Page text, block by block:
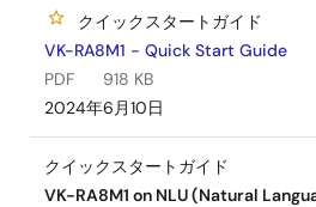
クイックスタートガイド
VK-RA8M1 - Quick Start Guide
PDF
918 KB
2024年6月10日
クイックスタートガイド
VK-RA8M1 on NLU (Natural